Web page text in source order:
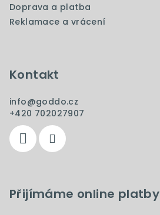
Doprava a platba
Reklamace a vrácení
Kontakt
info@goddo.cz
+420 702027907
Přijímáme online platby